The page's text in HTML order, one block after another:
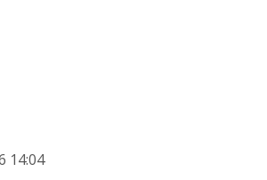
14:04